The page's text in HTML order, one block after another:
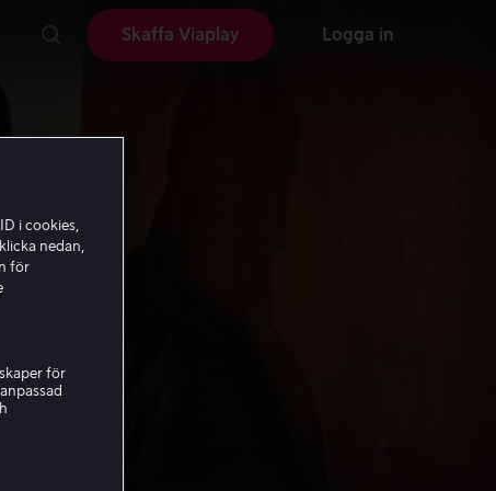
Skaffa Viaplay Logga in
i cookies,
nedan,
för
för